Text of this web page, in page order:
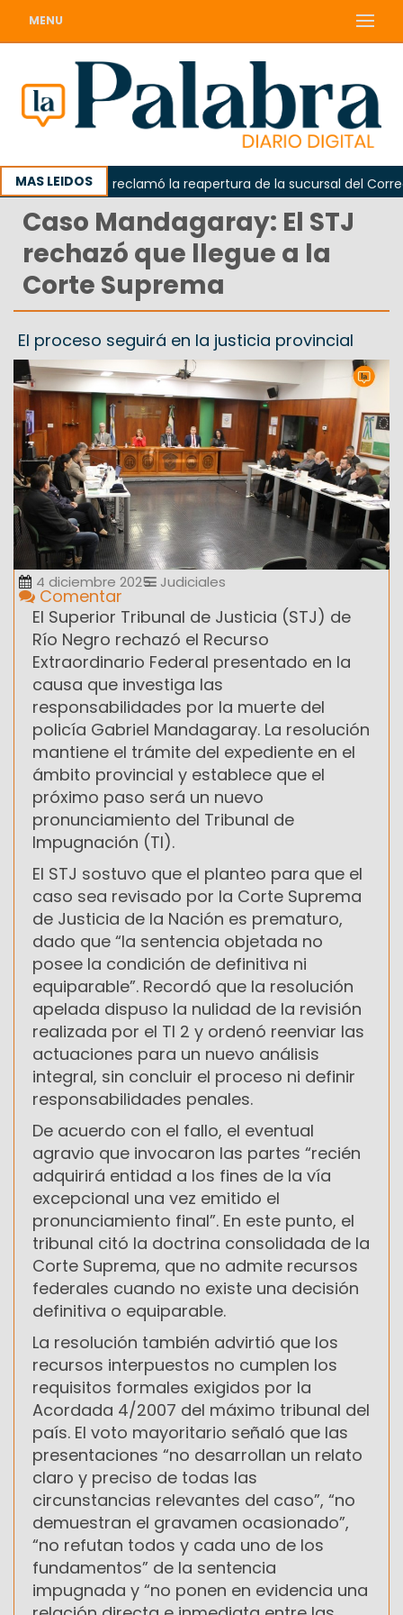
MENU
MAS LEIDOS
Odarda reclamó la reapertura de la sucursal del Correo
Caso Mandagaray: El STJ
rechazó que llegue a la
Corte Suprema
El proceso seguirá en la justicia provincial
4 diciembre 2025 Judiciales
Comentar
El Superior Tribunal de Justicia (STJ) de
Río Negro rechazó el Recurso
Extraordinario Federal presentado en la
causa que investiga las
responsabilidades por la muerte del
policía Gabriel Mandagaray. La resolución
mantiene el trámite del expediente en el
ámbito provincial y establece que el
próximo paso será un nuevo
pronunciamiento del Tribunal de
Impugnación (TI).
El STJ sostuvo que el planteo para que el
caso sea revisado por la Corte Suprema
de Justicia de la Nación es prematuro,
dado que “la sentencia objetada no
posee la condición de definitiva ni
equiparable”. Recordó que la resolución
apelada dispuso la nulidad de la revisión
realizada por el TI 2 y ordenó reenviar las
actuaciones para un nuevo análisis
integral, sin concluir el proceso ni definir
responsabilidades penales.
De acuerdo con el fallo, el eventual
agravio que invocaron las partes “recién
adquirirá entidad a los fines de la vía
excepcional una vez emitido el
pronunciamiento final”. En este punto, el
tribunal citó la doctrina consolidada de la
Corte Suprema, que no admite recursos
federales cuando no existe una decisión
definitiva o equiparable.
La resolución también advirtió que los
recursos interpuestos no cumplen los
requisitos formales exigidos por la
Acordada 4/2007 del máximo tribunal del
país. El voto mayoritario señaló que las
presentaciones “no desarrollan un relato
claro y preciso de todas las
circunstancias relevantes del caso”, “no
demuestran el gravamen ocasionado”,
“no refutan todos y cada uno de los
fundamentos” de la sentencia
impugnada y “no ponen en evidencia una